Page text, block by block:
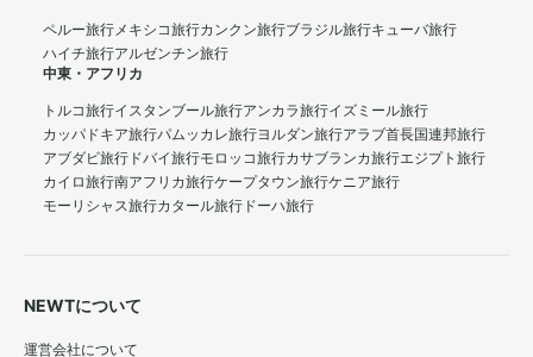
ペルー旅行メキシコ旅行カンクン旅行ブラジル旅行キューバ旅行
ハイチ旅行アルゼンチン旅行
中東・アフリカ
トルコ旅行イスタンブール旅行アンカラ旅行イズミール旅行
カッパドキア旅行パムッカレ旅行ヨルダン旅行アラブ首長国連邦旅行
アブダビ旅行 ドバイ旅行モロッコ旅行カサブランカ旅行エジプト旅行
カイロ旅行南アフリカ旅行ケープタウン旅行ケニア旅行
モーリシャス旅行カタール旅行 ドーハ旅行
NEWTについて
運営会社について